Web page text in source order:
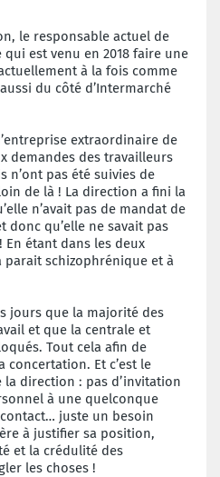
le responsable actuel de
qui est venu en 2018 faire une
à la fois comme
du côté d’Intermarché
extraordinaire de
demandes des travailleurs
n’ont pas été suivies de
de là ! La direction a fini la
n’avait pas de mandat de
donc qu’elle ne savait pas
étant dans les deux
parait schizophrénique et à
jours que la majorité des
et que la centrale et
Tout cela afin de
Et c’est le
direction : pas d’invitation
à une quelconque
juste un besoin
à justifier sa position,
et la crédulité des
les choses !